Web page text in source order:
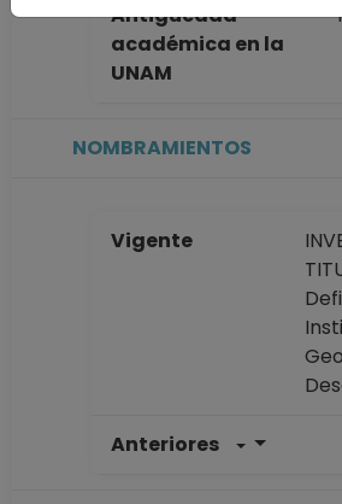
Antigüedad
académica en la
UNAM
NOMBRAMIENTOS
Vigente
Anteriores